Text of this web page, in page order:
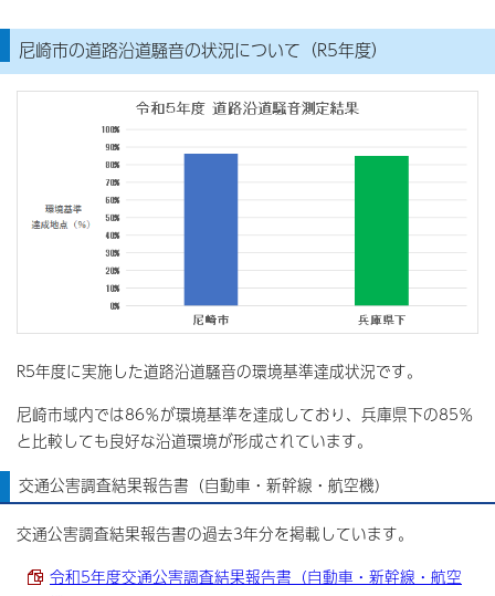
尼崎市の道路沿道騒音の状況について（R5年度）
R5年度に実施した道路沿道騒音の環境基準達成状況です。
尼崎市域内では86％が環境基準を達成しており、兵庫県下の85％
と比較しても良好な沿道環境が形成されています。
交通公害調査結果報告書（自動車・新幹線・航空機）
交通公害調査結果報告書の過去3年分を掲載しています。
令和5年度交通公害調査結果報告書（自動車・新幹線・航空